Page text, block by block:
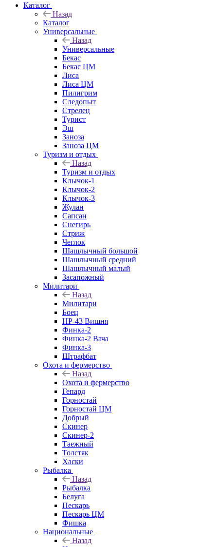
Каталог
Назад
Каталог
Универсальные
Назад
Универсальные
Бекас
Бекас ЦМ
Лиса
Лиса ЦМ
Пилигрим
Следопыт
Стрелец
Турист
Эш
Заноза
Заноза ЦМ
Туризм и отдых
Назад
Туризм и отдых
Клычок-1
Клычок-2
Клычок-3
Жулан
Сапсан
Снегирь
Стриж
Чеглок
Шашлычный большой
Шашлычный средний
Шашлычный малый
Засапожный
Милитари
Назад
Милитари
Боец
НР-43 Вишня
Финка-2
Финка-2 Вача
Финка-3
Штрафбат
Охота и фермерство
Назад
Охота и фермерство
Гепард
Горностай
Горностай ЦМ
Добрый
Скинер
Скинер-2
Таежный
Толстяк
Хаски
Рыбалка
Назад
Рыбалка
Белуга
Пескарь
Пескарь ЦМ
Фишка
Национальные
Назад